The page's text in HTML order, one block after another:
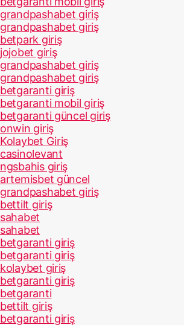
grandpashabet giriş
grandpashabet giriş
betpark giriş
jojobet giriş
grandpashabet giriş
grandpashabet giriş
betgaranti giriş
betgaranti mobil giriş
betgaranti güncel giriş
onwin giriş
Kolaybet Giriş
casinolevant
ngsbahis giriş
artemisbet güncel
grandpashabet giriş
bettilt giriş
sahabet
sahabet
betgaranti giriş
betgaranti giriş
kolaybet giriş
betgaranti giriş
betgaranti
bettilt giriş
betgaranti giriş